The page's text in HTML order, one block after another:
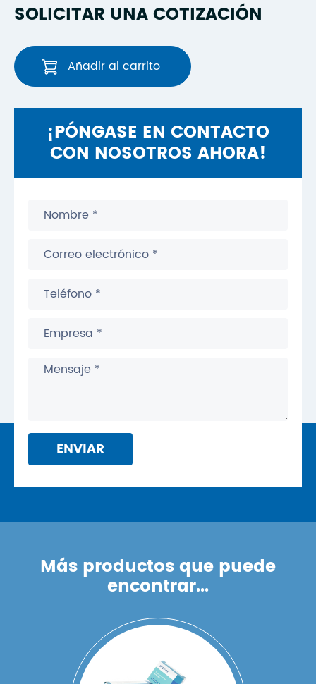
SOLICITAR UNA COTIZACIÓN
Añadir al carrito
¡PÓNGASE EN CONTACTO
CON NOSOTROS AHORA!
ENVIAR
Más productos que puede
encontrar...